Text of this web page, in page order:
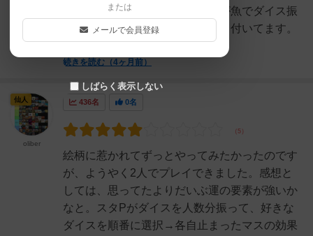
ラフトもあるので運が絡みますが魚でダイス振
り直し出来ます。ダイストレイも付いてます。
トークンも可愛らしいで...
続きを読む（4ヶ月前）
436名 0名
絵柄に惹かれてずっとやってみたかったのです
が、ようやく2人でプレイできました。感想と
しては、思ってたよりだいぶ運の要素が強いか
なと。スタPがダイスを人数分振って、好きな
ダイスを順番に選択→各自止まったマスの効果
仙人
oliber
または
メールで会員登録
しばらく表示しない